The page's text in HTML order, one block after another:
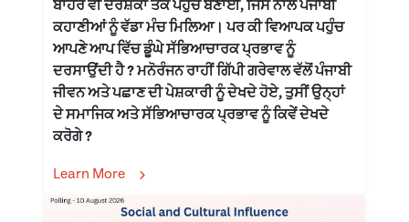
ਬਾਹਰ ਵੀ ਦਰਸ਼ਕਾਂ ਤੱਕ ਪਹੁੰਚ ਬਣਾਈ, ਜਿਸ ਨਾਲ ਪੰਜਾਬੀ
ਕਹਾਣੀਆਂ ਨੂੰ ਵੱਡਾ ਮੰਚ ਮਿਲਿਆ। ਪਰ ਕੀ ਵਿਆਪਕ ਪਹੁੰਚ
ਆਪਣੇ ਆਪ ਵਿੱਚ ਡੂੰਘੇ ਸੱਭਿਆਚਾਰਕ ਪ੍ਰਭਾਵ ਨੂੰ
ਦਰਸਾਉਂਦੀ ਹੈ ? ਮਨੋਰੰਜਨ ਰਾਹੀਂ ਗਿੱਪੀ ਗਰੇਵਾਲ ਵੱਲੋਂ ਪੰਜਾਬੀ
ਜੀਵਨ ਅਤੇ ਪਛਾਣ ਦੀ ਪੇਸ਼ਕਾਰੀ ਨੂੰ ਦੇਖਦੇ ਹੋਏ, ਤੁਸੀਂ ਉਨ੍ਹਾਂ
ਦੇ ਸਮਾਜਿਕ ਅਤੇ ਸੱਭਿਆਚਾਰਕ ਪ੍ਰਭਾਵ ਨੂੰ ਕਿਵੇਂ ਦੇਖਦੇ
ਕਰੋਗੇ ?
Learn More